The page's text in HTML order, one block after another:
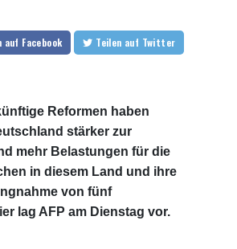
auf Facebook Teilen auf Twitter
Reformen haben
stärker zur
mehr Belastungen für die
in diesem Land und ihre
von fünf
lag AFP am Dienstag vor.